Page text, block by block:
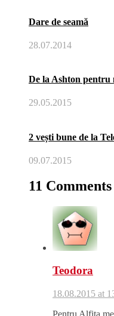
Dare de seamă
28.07.2014
De la Ashton pentru
29.05.2015
2 vești bune de la
09.07.2015
11 Comments
Teodora
18.08.2015 at
Pentru Alfița